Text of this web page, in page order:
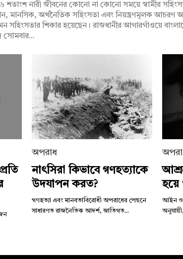
শতাংশ নারী জীবনের কোনো না কোনো সময়ে স্বামীর
মানসিক, অর্থনৈতিক সহিংসতা এবং নিয়ন্ত্রণমূলক আচরণ
রাজধানীর আগারগাঁওয়ে বাংলাদেশ–চীন
সোমবার...
অপরাধ
নাৎসিরা কিভাবে গণহত্যাকে
উদযাপন করত?
গণহত্যা এবং মানবতাবিরোধী অপরাধের পেছনে
সাধারণত রাজনৈতিক আদর্শ, জাতিগত...
হয়ে
আইন ও